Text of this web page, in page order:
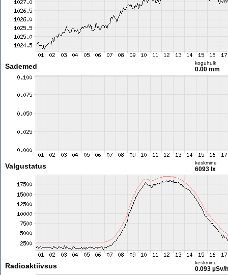
Sademed koguhulk
0.00 mm
Valgustatus keskmine
6093 lx
Radioaktiivsus keskmine
0.093 µSv/h